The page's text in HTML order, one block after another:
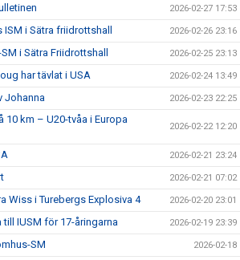
2026-02-27 17:53
i Sätra friidrottshall 2026-02-26 23:16
i Sätra Friidrottshall 2026-02-25 23:13
har tävlat i USA 2026-02-24 13:49
Johanna 2026-02-23 22:25
10 km – U20-tvåa i Europa
2026-02-22 12:20
2026-02-21 23:24
2026-02-21 07:02
Wiss i Turebergs Explosiva 4 2026-02-20 23:01
till IUSM för 17-åringarna 2026-02-19 23:39
SM 2026-02-18